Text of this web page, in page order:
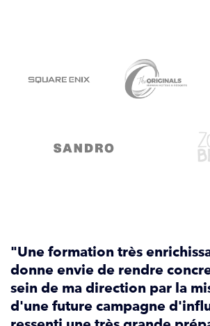
"Une formation très
donne envie de rendre
sein de ma direction par la
d'une future campagne